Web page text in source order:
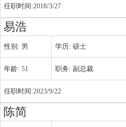
任职时间:2018/3/27
易浩
性别: 男 学历: 硕士
年龄: 51 职务: 副总裁
任职时间:2023/9/22
陈简